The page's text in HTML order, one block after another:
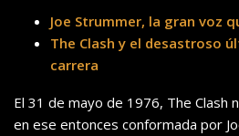
Joe Strummer, la gran voz
The Clash y el desastroso
carrera
El 31 de mayo de 1976, The Clash
en ese entonces conformada por